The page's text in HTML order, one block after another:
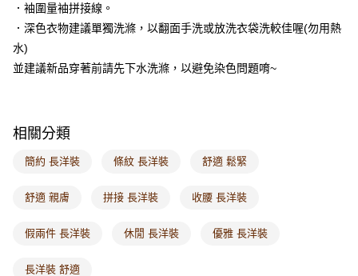
付款後門市自取
每筆NT$60，滿NT$1,000(含以上)免運費
海外配送-港/澳/新/馬/泰國專屬
海外配送-歐美地區
．袖圍量袖拼接線。
．深色衣物建議單獨洗滌，以翻面手洗或放洗衣袋洗較佳喔(勿用熱
水)
並建議新品穿著前請先下水洗滌，以避免染色問題唷~
相關分類
簡約 長洋裝 條紋 長洋裝 舒適 鬆緊
舒適 親膚 拼接 長洋裝 收腰 長洋裝
假兩件 長洋裝 休閒 長洋裝 優雅 長洋裝
長洋裝 舒適